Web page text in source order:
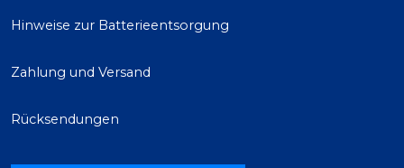
Hinweise zur Batterieentsorgung
Zahlung und Versand
Rücksendungen